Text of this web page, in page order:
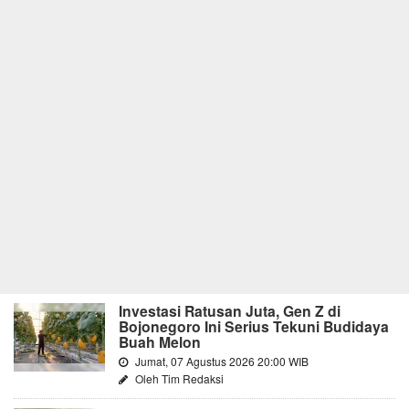
Investasi Ratusan Juta, Gen Z di
Bojonegoro Ini Serius Tekuni Budidaya
Buah Melon
Jumat, 07 Agustus 2026 20:00 WIB
Oleh Tim Redaksi